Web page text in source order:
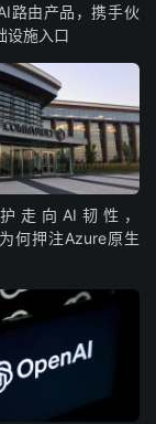
路由产品，携手伙
设施入口
走向AI韧性，
何押注Azure原生